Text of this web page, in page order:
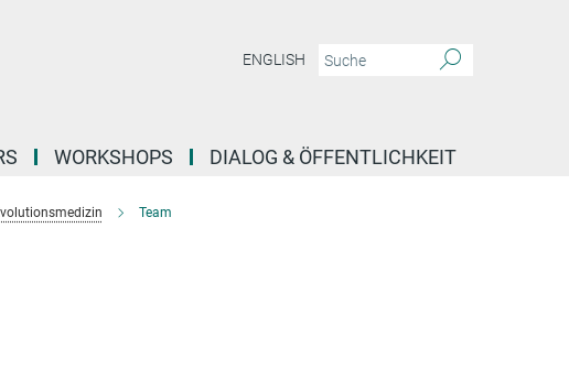
ENGLISH
WORKSHOPS DIALOG & ÖFFENTLICHKEIT
Team